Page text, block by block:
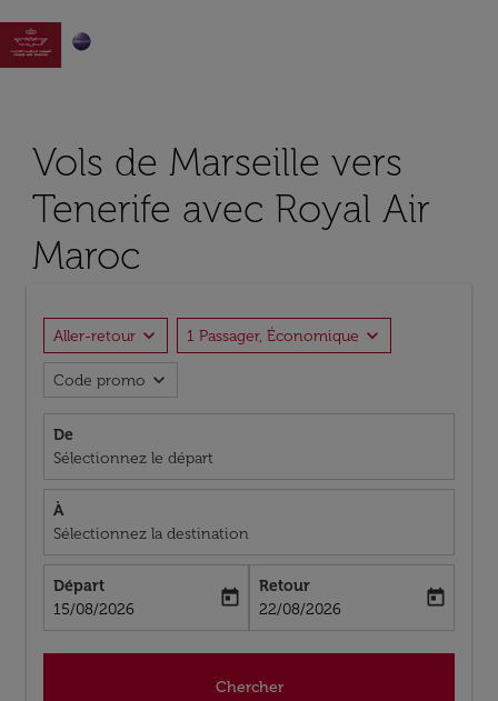

Vols de Marseille vers
Tenerife avec Royal Air
Maroc
Aller-retour expand_more 1 Passager, Économique expand_more
Code promo expand_more
De
Sélectionnez le départ
À
Sélectionnez la destination
Départ
fc-booking-departure-date-aria-label
15/08/2026
today
Retour
fc-booking-return-date-aria-label
22/08/2026
today
Chercher